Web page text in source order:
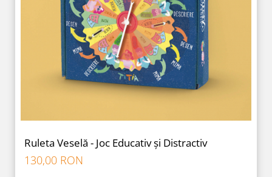
Ruleta Veselă - Joc Educativ și Distractiv
130,00 RON